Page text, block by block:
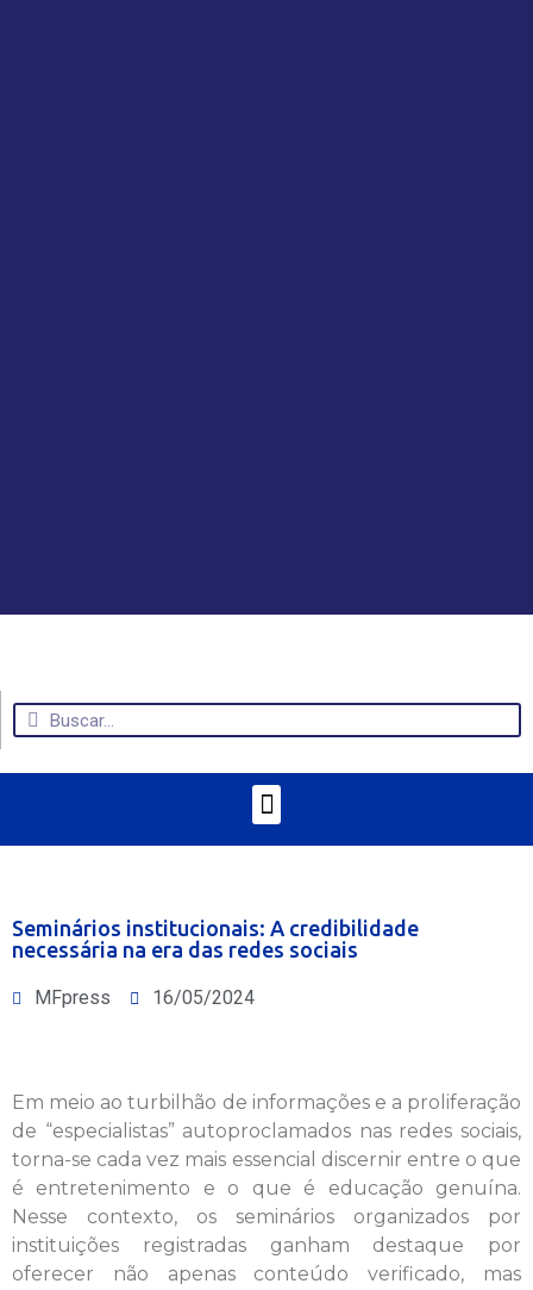
Seminários institucionais: A credibilidade
necessária na era das redes sociais
MFpress 16/05/2024
Em meio ao turbilhão de informações e a proliferação
de “especialistas” autoproclamados nas redes sociais,
torna-se cada vez mais essencial discernir entre o que
é entretenimento e o que é educação genuína.
Nesse contexto, os seminários organizados por
instituições registradas ganham destaque por
oferecer não apenas conteúdo verificado, mas